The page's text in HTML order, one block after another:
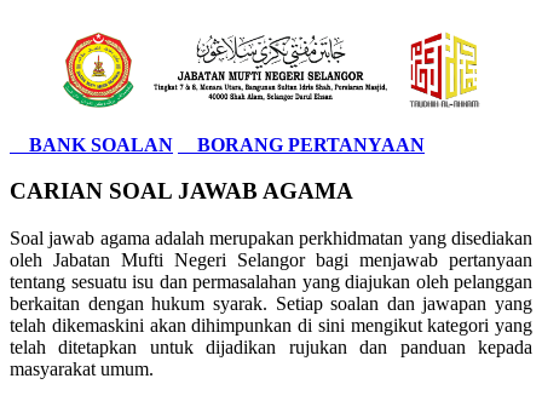
BANK SOALAN BORANG PERTANYAAN
CARIAN SOAL JAWAB AGAMA
Soal jawab agama adalah merupakan perkhidmatan yang disediakan
oleh Jabatan Mufti Negeri Selangor bagi menjawab pertanyaan
tentang sesuatu isu dan permasalahan yang diajukan oleh pelanggan
berkaitan dengan hukum syarak. Setiap soalan dan jawapan yang
telah dikemaskini akan dihimpunkan di sini mengikut kategori yang
telah ditetapkan untuk dijadikan rujukan dan panduan kepada
masyarakat umum.